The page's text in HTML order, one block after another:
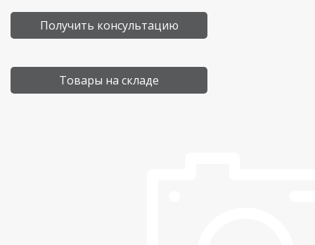
Получить консультацию
Товары на складе